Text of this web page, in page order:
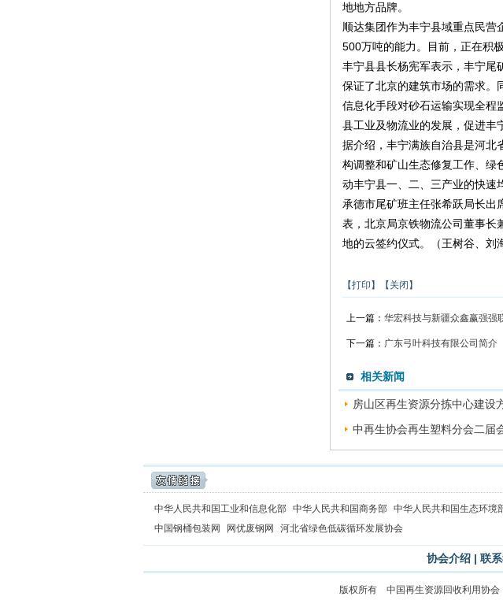
地地方品牌。
顺达集团作为丰宁县域重点民营
500万吨的能力。目前，正在积
丰宁县县长杨宪军表示，丰宁尾
保证了北京的建筑市场的需求。
信息化手段对砂石运输实现全程
县工业及物流业的发展，促进丰
据介绍，丰宁满族自治县是河北
构调整和矿山生态修复工作、绿
动丰宁县一、二、三产业的快速
承德市尾矿班主任张希跃局长出
表，北京局京铁物流公司董事长
地的云签约仪式。（王树谷、刘
【打印】 【关闭】
上一篇： 华宏科技与新疆众鑫赢强
下一篇： 广东弓叶科技有限公司简介
相关新闻
房山区再生资源分拣中心建设
中再生协会再生塑料分会二届
中华人民共和国工业和信息化部 中华人民共和国商务部 中华人民共和国生态环境
中国钢桶包装网
网优废钢网 河北省绿色低碳循环发展协会
协会介绍 | 联
版权所有 中国再生资源回收利用协